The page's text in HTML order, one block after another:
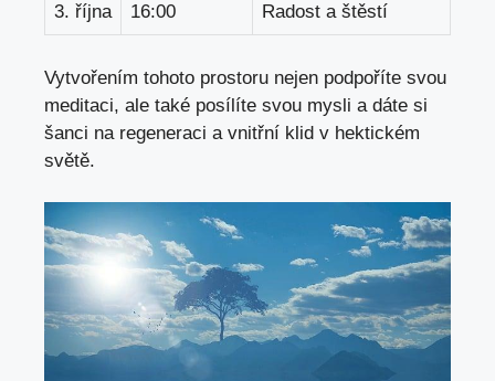
3. října 16:00 Radost a štěstí
Vytvořením tohoto prostoru nejen podpoříte svou
meditaci, ale také posílíte svou⁣ mysli a dáte si⁣
šanci na⁤ regeneraci a vnitřní klid‌ v hektickém
světě.